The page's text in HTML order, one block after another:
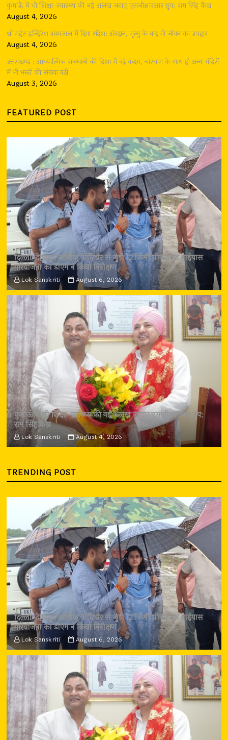
कुमाऊँ में भी शिक्षा-स्वास्थ्य की नई अलख जगाए एसजीआरआर ग्रुप: राम सिंह कैड़ा
August 4, 2026
श्री महंत इन्दिरेश अस्पताल में दिया संदेश: अंगदान, मृत्यु के बाद भी जीवन का उपहार
August 4, 2026
उत्तराखण्ड : आध्यात्मिक राजधानी की दिशा में बढ़े कदम, चारधाम के साथ ही अन्य मंदिरों
में भी भक्तों की संख्या बढ़ी
August 3, 2026
FEATURED POST
दिल्ली-देहरादून आर्थिक कॉरिडोर से जुड़ी 12 किमी ग्रीनफील्ड बाईपास
परियोजना का डीएम ने किया निरीक्षण
Lok Sanskriti August 6, 2026
कुमाऊँ में भी शिक्षा-स्वास्थ्य की नई अलख जगाए एसजीआरआर ग्रुप:
राम सिंह कैड़ा
Lok Sanskriti August 4, 2026
TRENDING POST
दिल्ली-देहरादून आर्थिक कॉरिडोर से जुड़ी 12 किमी ग्रीनफील्ड बाईपास
परियोजना का डीएम ने किया निरीक्षण
Lok Sanskriti August 6, 2026